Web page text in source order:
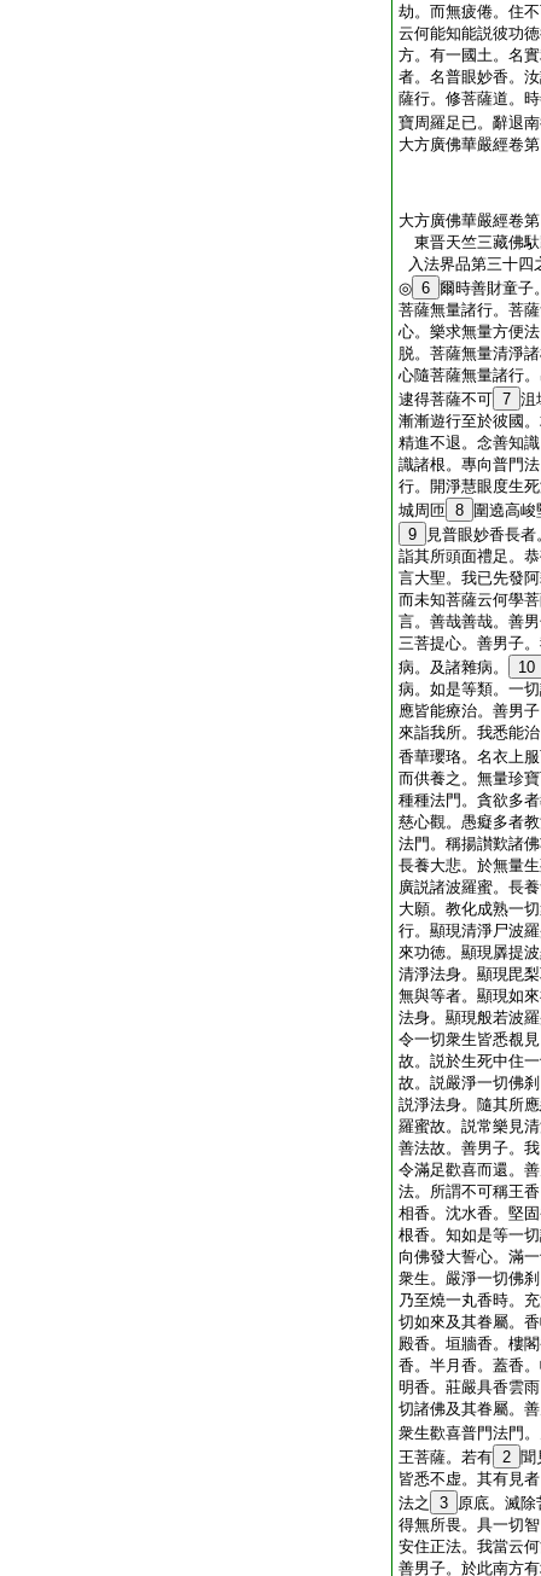
劫。而無疲倦。住
云何能知能説彼功
方。有一國土。名
者。名普眼妙香。
薩行。修菩薩道。
寶周羅足已。辭退
大方廣佛華嚴經卷
大方廣佛華嚴經卷
東晋天竺三藏佛
入法界品第三十四
◎ 6 爾時善財童子
菩薩無量諸行。菩
心。樂求無量方便
脱。菩薩無量清淨
心隨菩薩無量諸行
逮得菩薩不可 7 沮
漸漸遊行至於彼國
精進不退。念善知
識諸根。專向普門
行。開淨慧眼度生
城周匝 8 圍遶高
9
見普眼妙香長
詣其所頭面禮足。
言大聖。我已先發
而未知菩薩云何學
言。善哉善哉。善
三菩提心。善男子
病。及諸雜病。
10
病。如是等類。一
應皆能療治。善男
來詣我所。我悉能
香華瓔珞。名衣上
而供養之。無量珍
種種法門。貪欲多
慈心觀。愚癡多者
法門。稱揚讃歎諸
長養大悲。於無量
廣説諸波羅蜜。長
大願。教化成熟一
行。顯現清淨尸波
來功徳。顯現羼提
清淨法身。顯現毘
無與等者。顯現如
法身。顯現般若波
令一切衆生皆悉覩
故。説於生死中住
故。説嚴淨一切佛
説淨法身。隨其所
羅蜜故。説常樂見
善法故。善男子。
令滿足歡喜而還。
法。所謂不可稱王
相香。沈水香。堅
根香。知如是等一
向佛發大誓心。滿
衆生。嚴淨一切佛
乃至燒一丸香時。
切如來及其眷屬。
殿香。垣牆香。樓
香。半月香。蓋香
明香。莊嚴具香雲
切諸佛及其眷屬。
衆生歡喜普門法門
王菩薩。若有 2 聞
皆悉不虚。其有見
法之
3 原底。滅
得無所畏。具一切
安住正法。我當云
善男子。於此南方